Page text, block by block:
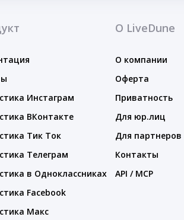
Инстаграм
ВКонтакте
Тик Ток
Телеграм
в Одноклассниках
Facebook
Макс
О LiveDune
О компании
Оферта
Приватность
Для юр.лиц
Для партнеров
Контакты
API / MCP